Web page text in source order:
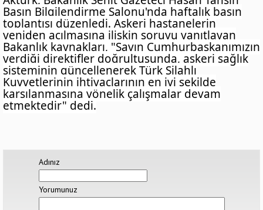
Basın Bilgilendirme Salonu'nda haftalık basın
toplantısı düzenledi. Askeri hastanelerin
yeniden açılmasına ilişkin soruyu yanıtlayan
Bakanlık kaynakları, "Sayın Cumhurbaşkanımızın
verdiği direktifler doğrultusunda, askeri sağlık
sisteminin güncellenerek Türk Silahlı
Kuvvetlerinin ihtiyaçlarının en iyi şekilde
karşılanmasına yönelik çalışmalar devam
etmektedir" dedi.
Adınız
Yorumunuz